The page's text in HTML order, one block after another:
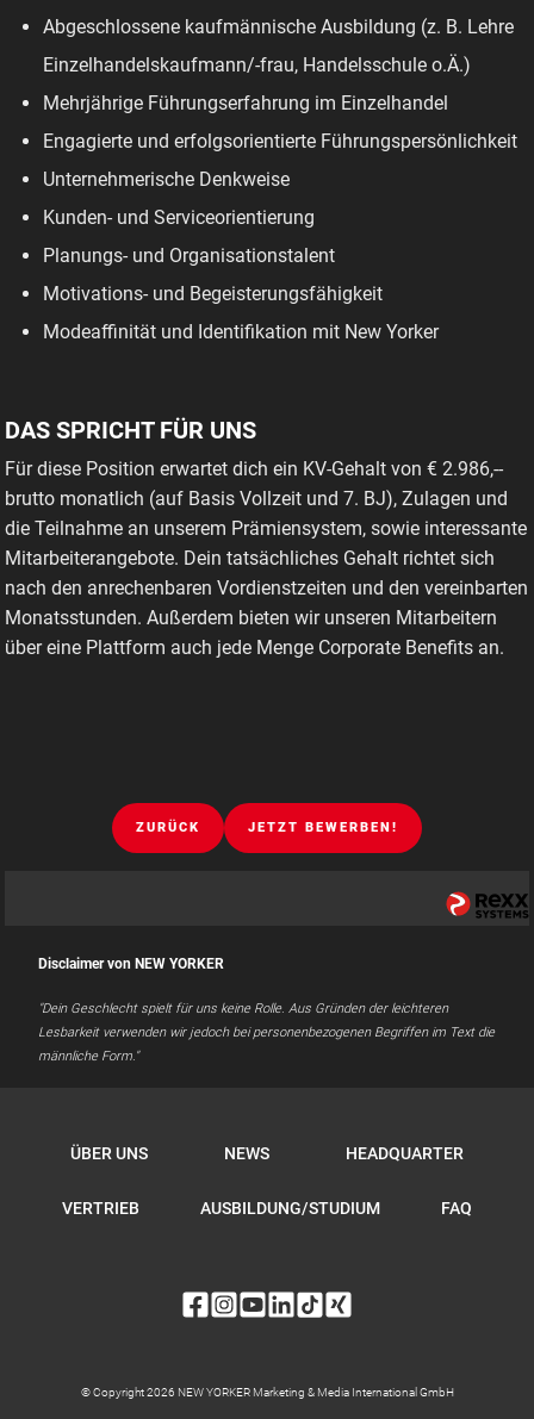
Abgeschlossene kaufmännische Ausbildung (z. B. Lehre
Einzelhandelskaufmann/-frau, Handelsschule o.Ä.)
Mehrjährige Führungserfahrung im Einzelhandel
Engagierte und erfolgsorientierte Führungspersönlichkeit
Unternehmerische Denkweise
Kunden- und Serviceorientierung
Planungs- und Organisationstalent
Motivations- und Begeisterungsfähigkeit
Modeaffinität und Identifikation mit New Yorker
DAS SPRICHT FÜR UNS
Für diese Position erwartet dich ein KV-Gehalt von € 2.986,--
brutto monatlich (auf Basis Vollzeit und 7. BJ), Zulagen und
die Teilnahme an unserem Prämiensystem, sowie interessante
Mitarbeiterangebote. Dein tatsächliches Gehalt richtet sich
nach den anrechenbaren Vordienstzeiten und den vereinbarten
Monatsstunden. Außerdem bieten wir unseren Mitarbeitern
über eine Plattform auch jede Menge Corporate Benefits an.
ZURÜCK JETZT BEWERBEN!
Disclaimer von NEW YORKER
"Dein Geschlecht spielt für uns keine Rolle. Aus Gründen der leichteren
Lesbarkeit verwenden wir jedoch bei personenbezogenen Begriffen im Text die
männliche Form."
ÜBER UNS NEWS HEADQUARTER
VERTRIEB AUSBILDUNG/STUDIUM FAQ
© Copyright 2026 NEW YORKER Marketing & Media International GmbH